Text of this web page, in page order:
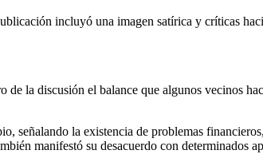
incluyó una imagen satírica y críticas
la discusión el balance que algunos vecinos
señalando la existencia de problemas
manifestó su desacuerdo con determinados